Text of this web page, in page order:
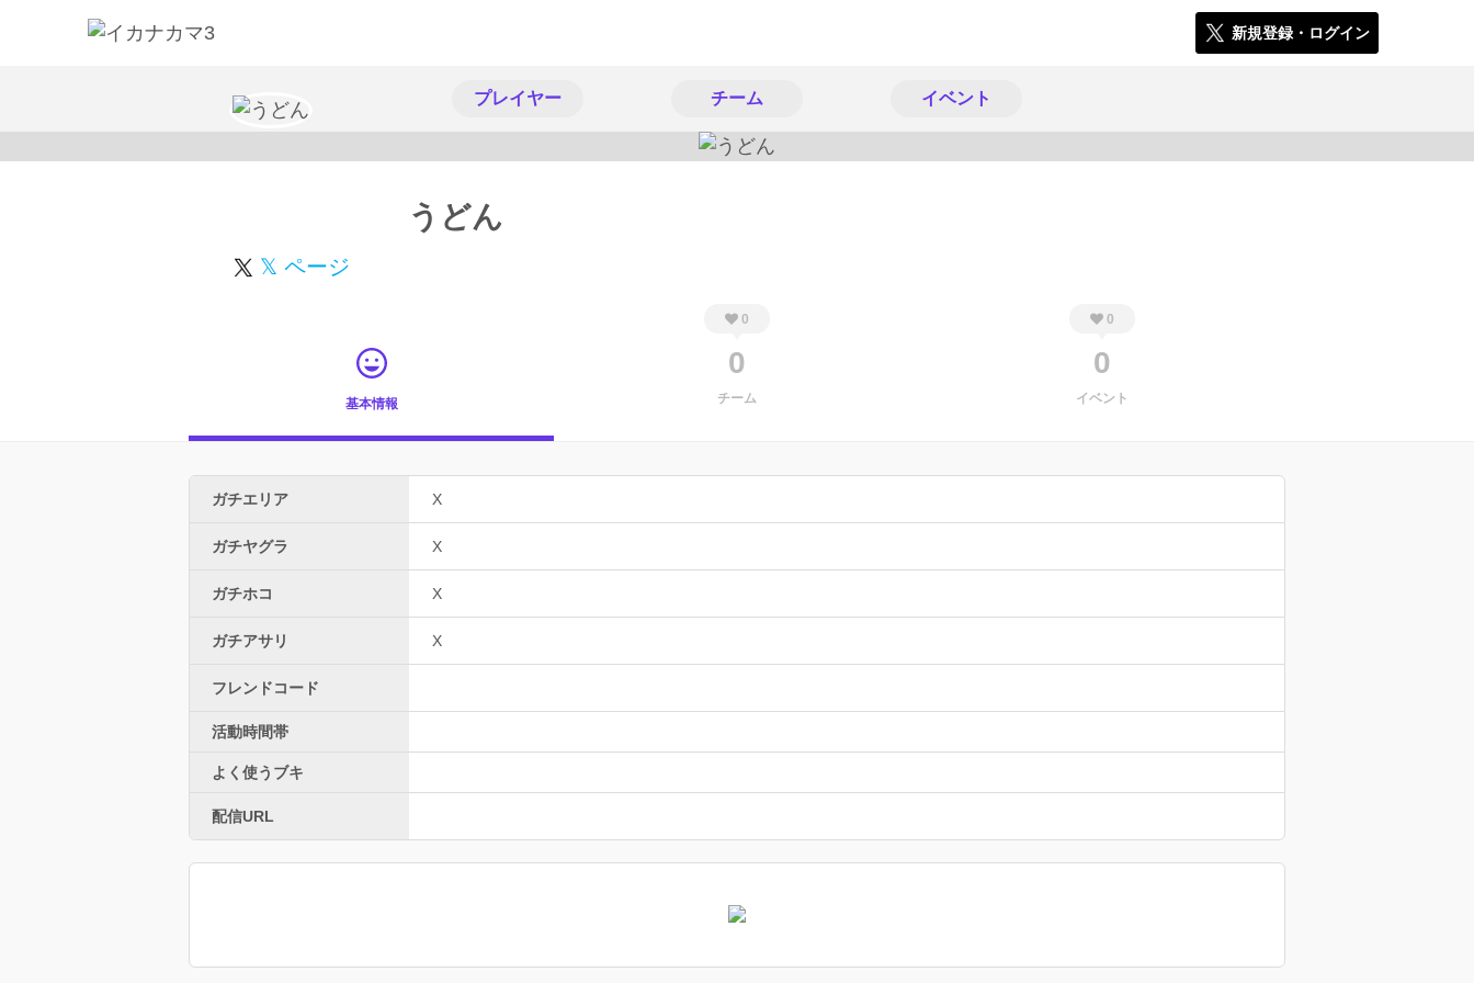
新規登録・ログイン
プレイヤー チーム イベント
うどん
𝕏 ページ
基本情報
0
0
チーム
0
0
イベント
ガチエリア X
ガチヤグラ X
ガチホコ X
ガチアサリ X
フレンドコード
活動時間帯
よく使うブキ
配信URL